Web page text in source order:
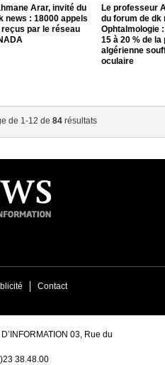
Arar, invité du
news : 18000 appels
par le réseau
Le professeur
du forum de dk
Ophtalmologie
15 à 20 % de la
algérienne
oculaire
de 1-12 de 84 résultats
Contact
03, Rue du
38.48.00